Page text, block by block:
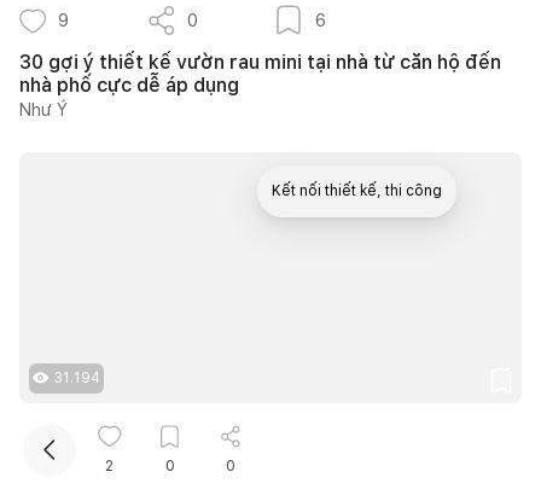
9 0 6
30 gợi ý thiết kế vườn rau mini tại nhà từ căn hộ đến
nhà phố cực dễ áp dụng
Như Ý
31.194
40+ ý tưởng thiết kế góc chill sân vườn giúp bạn nạp
2 0 0
Kết nối thiết kế, thi công